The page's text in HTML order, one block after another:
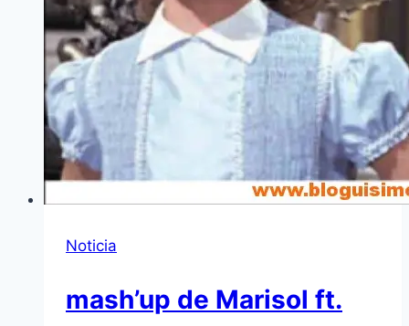
Noticia
mash’up de Marisol ft.